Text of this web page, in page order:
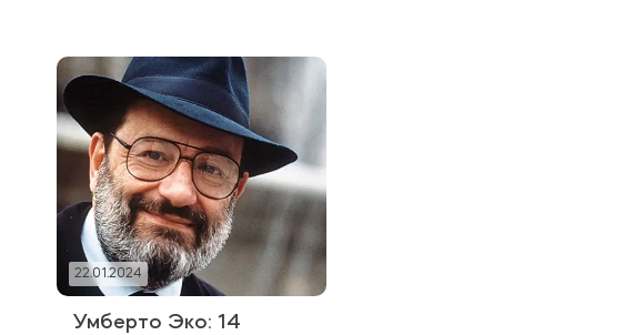
22.01.2024
Умберто Эко: 14